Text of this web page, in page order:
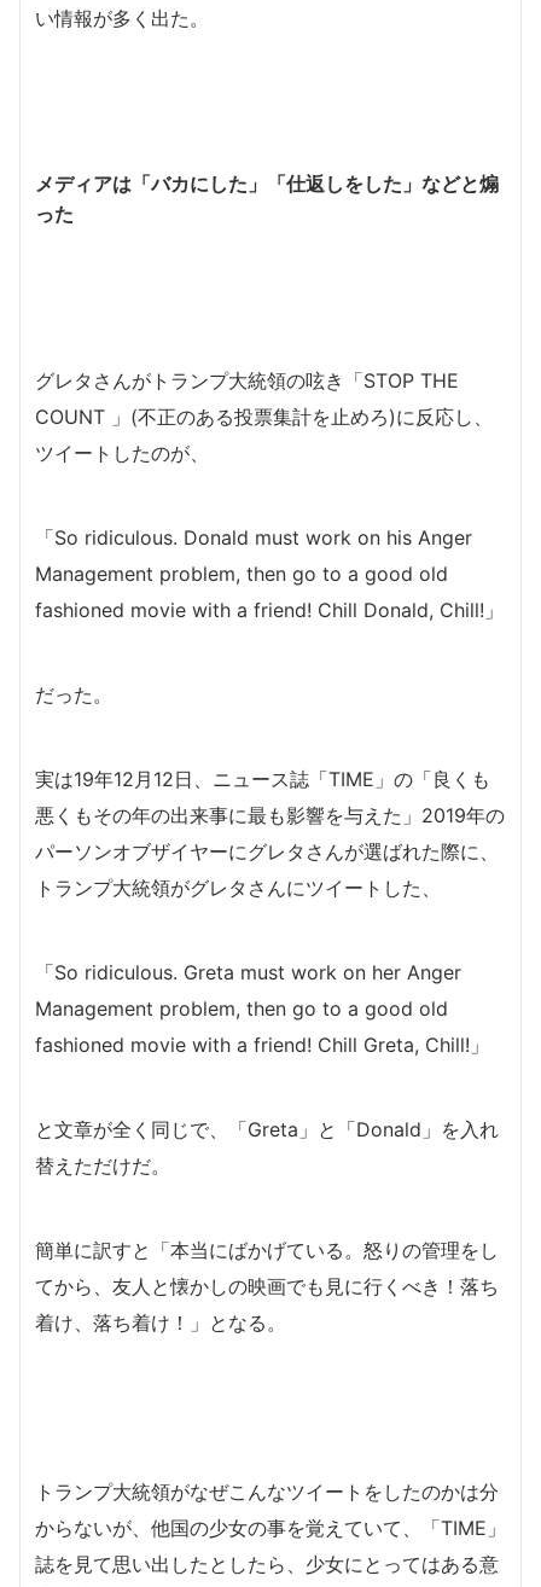
い情報が多く出た。
メディアは「バカにした」「仕返しをした」などと煽
った
グレタさんがトランプ大統領の呟き「STOP THE
COUNT 」(不正のある投票集計を止めろ)に反応し、
ツイートしたのが、
「So ridiculous. Donald must work on his Anger
Management problem, then go to a good old
fashioned movie with a friend! Chill Donald, Chill!」
だった。
実は19年12月12日、ニュース誌「TIME」の「良くも
悪くもその年の出来事に最も影響を与えた」2019年の
パーソンオブザイヤーにグレタさんが選ばれた際に、
トランプ大統領がグレタさんにツイートした、
「So ridiculous. Greta must work on her Anger
Management problem, then go to a good old
fashioned movie with a friend! Chill Greta, Chill!」
と文章が全く同じで、「Greta」と「Donald」を入れ
替えただけだ。
簡単に訳すと「本当にばかげている。怒りの管理をし
てから、友人と懐かしの映画でも見に行くべき！落ち
着け、落ち着け！」となる。
トランプ大統領がなぜこんなツイートをしたのかは分
からないが、他国の少女の事を覚えていて、「TIME」
誌を見て思い出したとしたら、少女にとってはある意